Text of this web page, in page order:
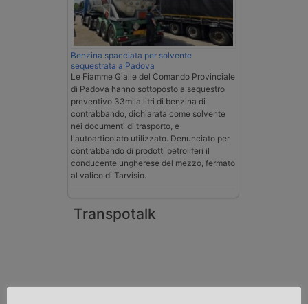
Benzina spacciata per solvente
sequestrata a Padova
Le Fiamme Gialle del Comando Provinciale
di Padova hanno sottoposto a sequestro
preventivo 33mila litri di benzina di
contrabbando, dichiarata come solvente
nei documenti di trasporto, e
l'autoarticolato utilizzato. Denunciato per
contrabbando di prodotti petroliferi il
conducente ungherese del mezzo, fermato
al valico di Tarvisio.
Transpotalk